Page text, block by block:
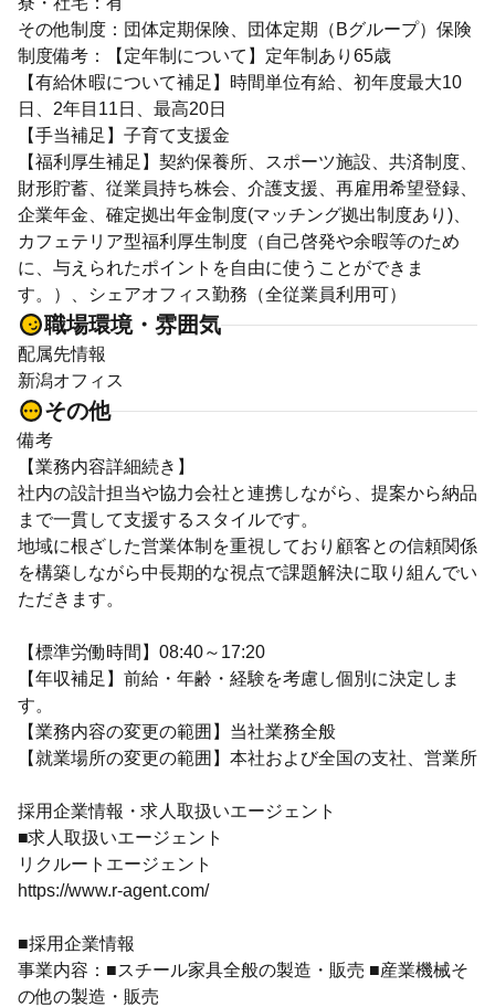
その他制度：団体定期保険、団体定期（Bグループ）保険
制度備考：【定年制について】定年制あり65歳
【有給休暇について補足】時間単位有給、初年度最大10
日、2年目11日、最高20日
【手当補足】子育て支援金
【福利厚生補足】契約保養所、スポーツ施設、共済制度、
財形貯蓄、従業員持ち株会、介護支援、再雇用希望登録、
企業年金、確定拠出年金制度(マッチング拠出制度あり)、
カフェテリア型福利厚生制度（自己啓発や余暇等のため
に、与えられたポイントを自由に使うことができま
す。）、シェアオフィス勤務（全従業員利用可）
職場環境・雰囲気
配属先情報
新潟オフィス
その他
備考
【業務内容詳細続き】
社内の設計担当や協力会社と連携しながら、提案から納品
まで一貫して支援するスタイルです。
地域に根ざした営業体制を重視しており顧客との信頼関係
を構築しながら中長期的な視点で課題解決に取り組んでい
ただきます。
【標準労働時間】08:40～17:20
【年収補足】前給・年齢・経験を考慮し個別に決定しま
す。
【業務内容の変更の範囲】当社業務全般
【就業場所の変更の範囲】本社および全国の支社、営業所
採用企業情報・求人取扱いエージェント
■求人取扱いエージェント
リクルートエージェント
https://www.r-agent.com/
■採用企業情報
事業内容：■スチール家具全般の製造・販売 ■産業機械そ
の他の製造・販売